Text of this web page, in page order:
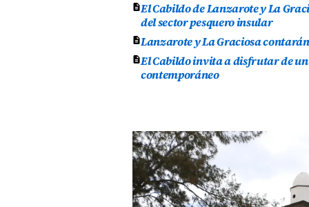
El Cabildo de Lanzarote y La
del sector pesquero insular
Lanzarote y La Graciosa
El Cabildo invita a disfrutar de
contemporáneo